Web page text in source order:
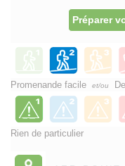
Préparer
Promenande facile et/ou
Rien de particulier